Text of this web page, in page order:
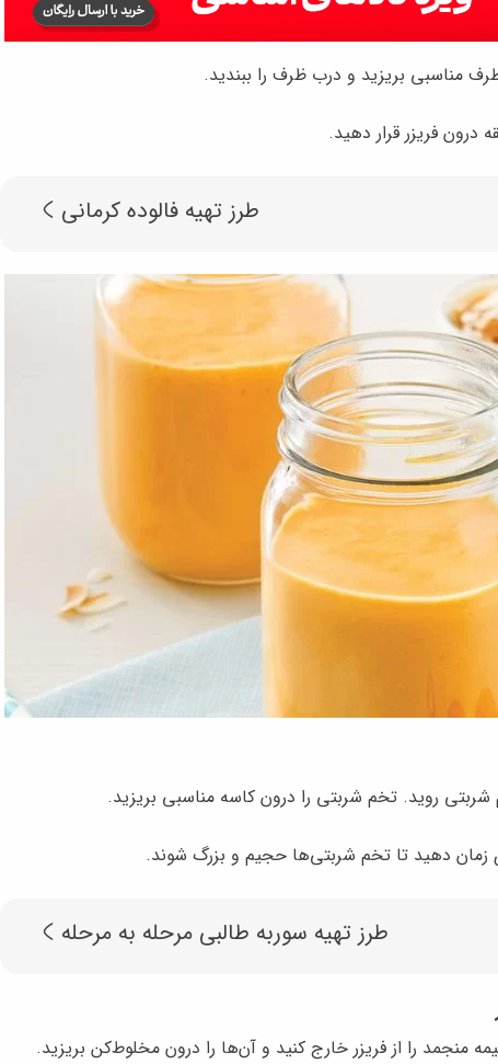
مناسبی بریزید و درب ظرف را ببندید.
طرز تهیه فالوده کرمانی
شربتی روید. تخم شربتی را درون کاسه مناسبی بریزید.
زمان دهید تا تخم شربتی‌ها حجیم و بزرگ شوند.
طرز تهیه سوربه طالبی مرحله به مرحله
منجمد را از فریزر خارج کنید و آن‌ها را درون مخلوط‌کن بریزید.